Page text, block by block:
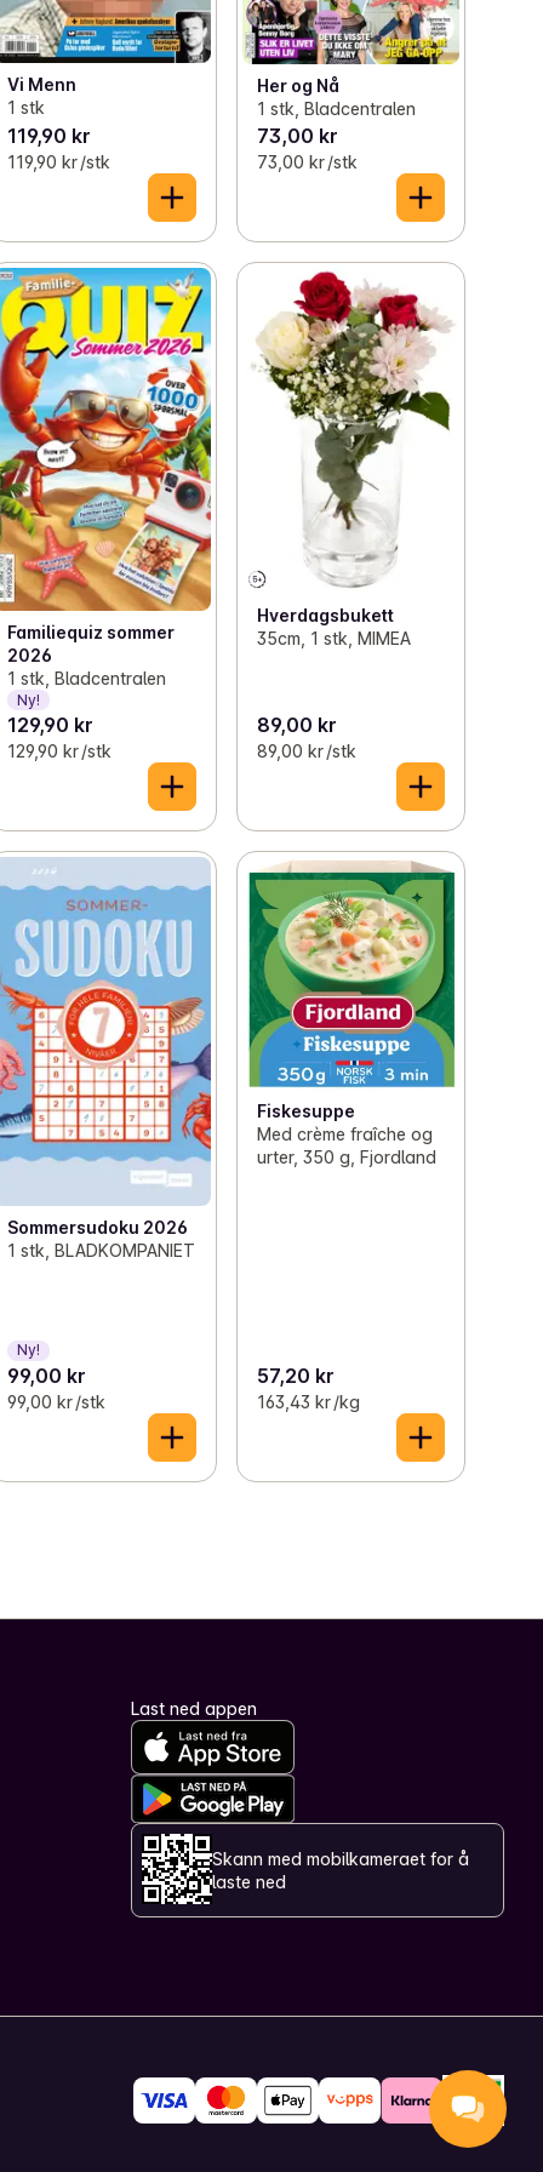
Vi Menn
1 stk
119,90 kr
119,90 kr /stk
Her og Nå
1 stk, Bladcentralen
73,00 kr
73,00 kr /stk
Familiequiz sommer
2026
1 stk, Bladcentralen
Ny!
129,90 kr
129,90 kr /stk
Hverdagsbukett
35cm, 1 stk, MIMEA
89,00 kr
89,00 kr /stk
Sommersudoku 2026
1 stk, BLADKOMPANIET
Ny!
99,00 kr
99,00 kr /stk
Fiskesuppe
Med crème fraîche og
urter, 350 g, Fjordland
57,20 kr
163,43 kr /kg
Last ned appen
Skann med mobilkameraet for å
laste ned